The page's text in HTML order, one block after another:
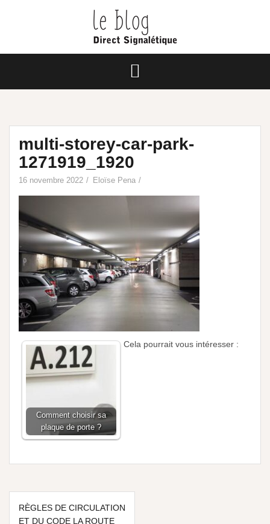
multi-storey-car-park-
1271919_1920
16 novembre 2022 Eloïse Pena
Cela pourrait vous intéresser :
Comment choisir sa
plaque de porte ?
RÈGLES DE CIRCULATION
ET DU CODE LA ROUTE